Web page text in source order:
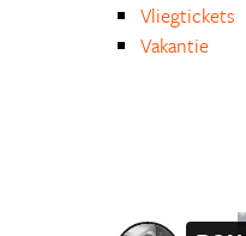
Vliegtickets
Vakantie